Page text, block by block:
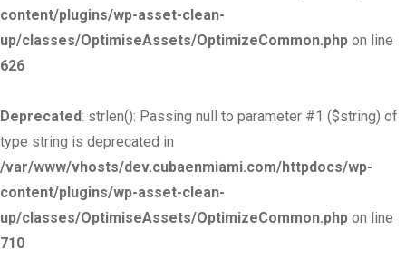
content/plugins/wp-asset-clean-
up/classes/OptimiseAssets/OptimizeCommon.php on line
626
Deprecated: strlen(): Passing null to parameter #1 ($string) of
type string is deprecated in
/var/www/vhosts/dev.cubaenmiami.com/httpdocs/wp-
content/plugins/wp-asset-clean-
up/classes/OptimiseAssets/OptimizeCommon.php on line
710